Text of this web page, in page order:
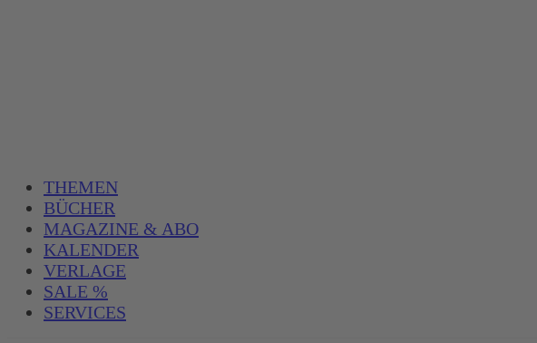
THEMEN
BÜCHER
MAGAZINE & ABO
KALENDER
VERLAGE
SALE %
SERVICES